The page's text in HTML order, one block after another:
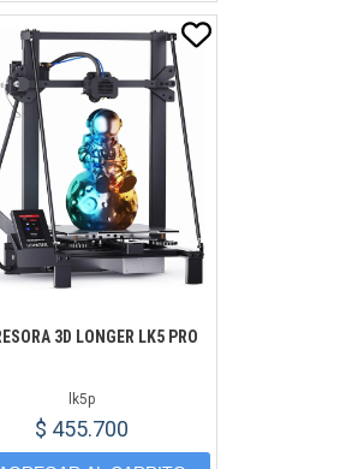
3D LONGER LK5 PRO
lk5p
$ 455.700